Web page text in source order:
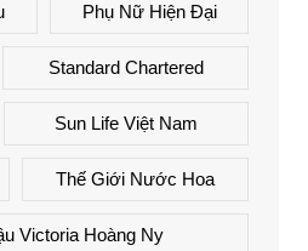
Phụ Nữ Hiện Đại
Standard Chartered
Sun Life Việt Nam
Thế Giới Nước Hoa
Victoria Hoàng Ny